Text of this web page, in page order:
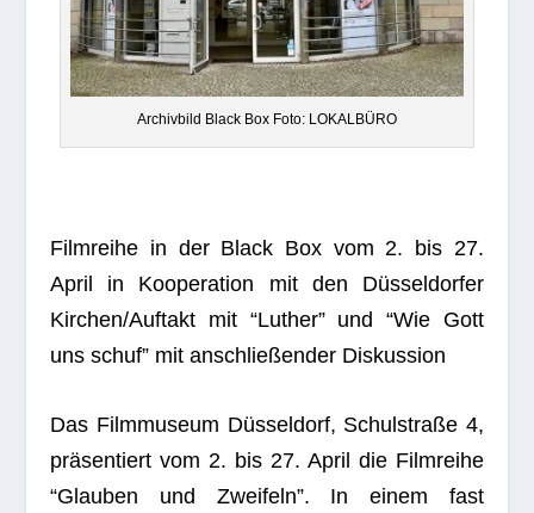
Archiv­bild Black Box Foto: LOKALBÜRO
Film­reihe in der Black Box vom 2. bis 27.
April in Koope­ra­tion mit den Düs­sel­dor­fer
Kirchen/Auftakt mit “Luther” und “Wie Gott
uns schuf” mit anschlie­ßen­der Diskussion
Das Film­mu­seum Düs­sel­dorf, Schul­straße 4,
prä­sen­tiert vom 2. bis 27. April die Film­reihe
“Glau­ben und Zwei­feln”. In einem fast